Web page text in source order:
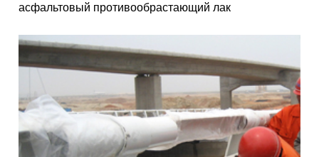
асфальтовый противообрастающий лак